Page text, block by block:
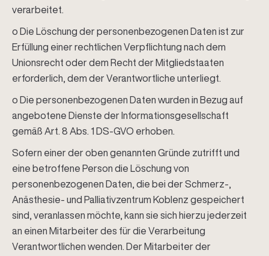
verarbeitet.
o Die Löschung der personenbezogenen Daten ist zur
Erfüllung einer rechtlichen Verpflichtung nach dem
Unionsrecht oder dem Recht der Mitgliedstaaten
erforderlich, dem der Verantwortliche unterliegt.
o Die personenbezogenen Daten wurden in Bezug auf
angebotene Dienste der Informationsgesellschaft
gemäß Art. 8 Abs. 1 DS-GVO erhoben.
Sofern einer der oben genannten Gründe zutrifft und
eine betroffene Person die Löschung von
personenbezogenen Daten, die bei der Schmerz-,
Anästhesie- und Palliativzentrum Koblenz gespeichert
sind, veranlassen möchte, kann sie sich hierzu jederzeit
an einen Mitarbeiter des für die Verarbeitung
Verantwortlichen wenden. Der Mitarbeiter der